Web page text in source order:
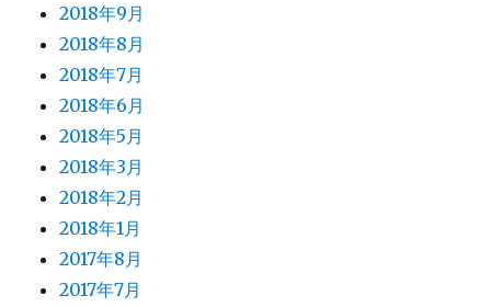
2018年9月
2018年8月
2018年7月
2018年6月
2018年5月
2018年3月
2018年2月
2018年1月
2017年8月
2017年7月